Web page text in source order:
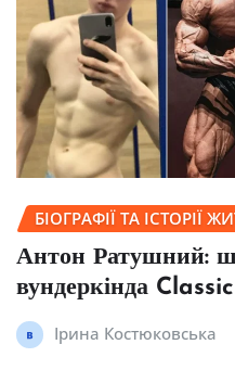
БІОГРАФІЇ ТА ІСТОРІЇ
Антон Ратушний:
вундеркінда
Ірина Костюковська